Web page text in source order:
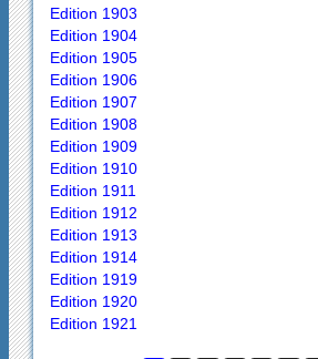
Edition 1903
Edition 1904
Edition 1905
Edition 1906
Edition 1907
Edition 1908
Edition 1909
Edition 1910
Edition 1911
Edition 1912
Edition 1913
Edition 1914
Edition 1919
Edition 1920
Edition 1921